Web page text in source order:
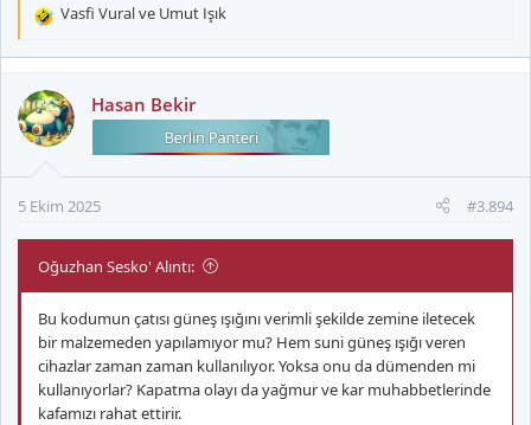
T
k
i
l
:
Vasfi Vuralve Umut Işık
Hasan Bekir
5 Ekim 2025 #3.894
Oğuzhan Sesko' Alıntı:
Bu kodumun çatısı güneş ışığını verimli şekilde zemine iletecek
bir malzemeden yapılamıyor mu? Hem suni güneş ışığı veren
cihazlar zaman zaman kullanılıyor. Yoksa onu da dümenden mi
kullanıyorlar? Kapatma olayı da yağmur ve kar muhabbetlerinde
kafamızı rahat ettirir.